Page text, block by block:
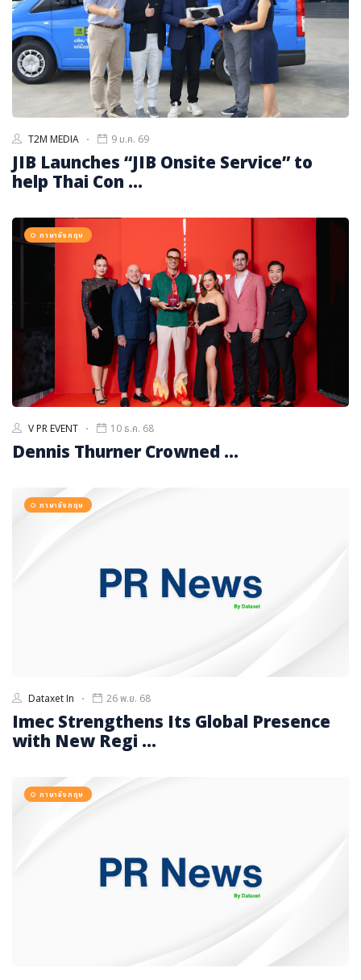
T2M MEDIA 9 ม.ค. 69
JIB Launches “JIB Onsite Service” to
help Thai Con ...
ภาษาอังกฤษ
V PR EVENT 10 ธ.ค. 68
Dennis Thurner Crowned ...
ภาษาอังกฤษ
Dataxet In 26 พ.ย. 68
Imec Strengthens Its Global Presence
with New Regi ...
ภาษาอังกฤษ